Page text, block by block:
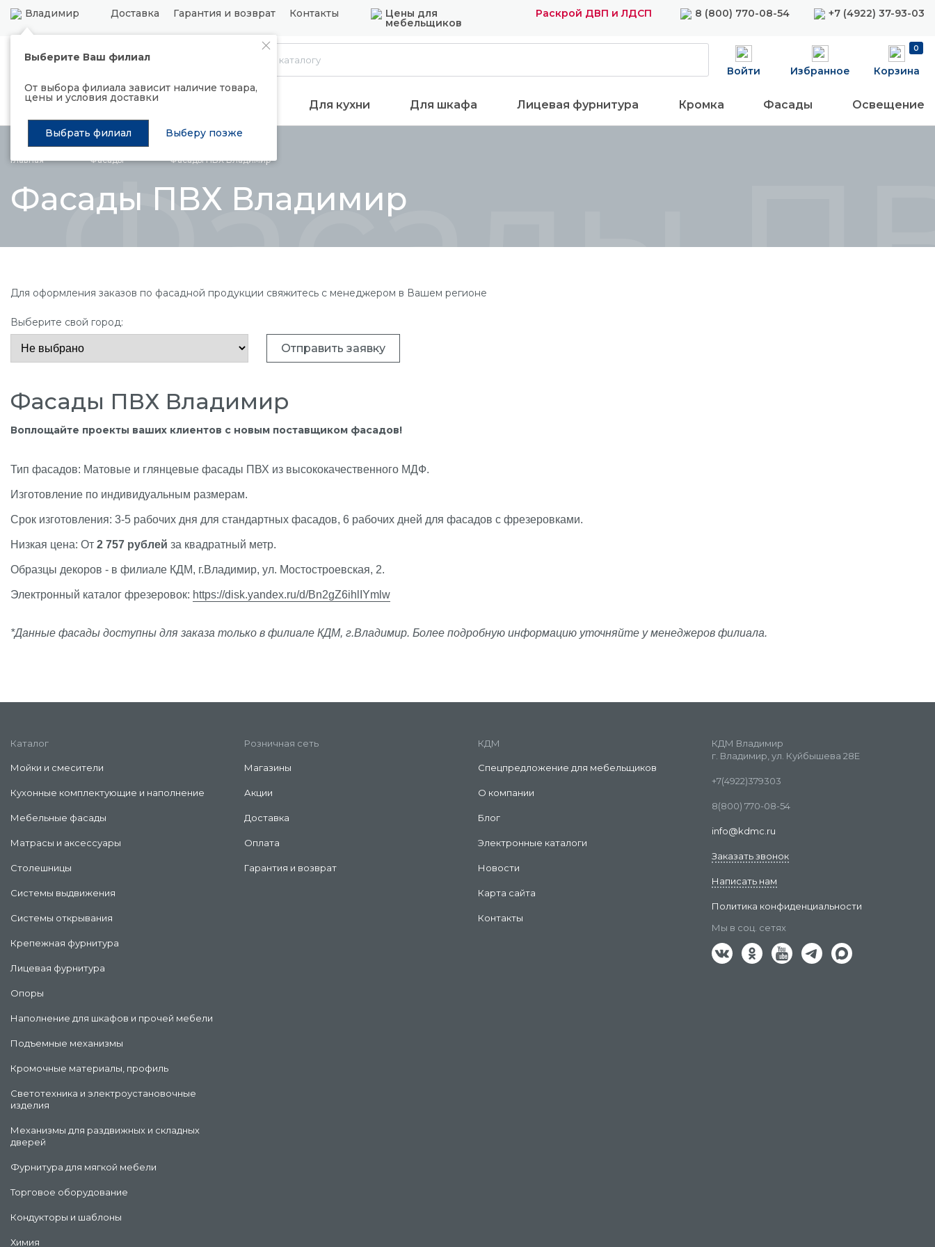
Владимир Доставка Гарантия и возврат Контакты Цены для
мебельщиков
Раскрой ДВП и ЛДСП 8 (800) 770-08-54 +7 (4922) 37-93-03
Выберите Ваш филиал
От выбора филиала зависит наличие товара,
цены и условия доставки
Выбрать филиал Выберу позже
Каталог
Войти Избранное
0
Корзина
Распродажа Подъемные механизмы Для кухни Для шкафа Лицевая фурнитура Кромка Фасады Освещение
Главная Фасады Фасады ПВХ Владимир
Фасады ПВХ Владимир
Фасады
Для оформления заказов по фасадной продукции свяжитесь с менеджером в Вашем регионе
Выберите свой город:
Отправить заявку
Фасады ПВХ Владимир
Воплощайте проекты ваших клиентов с новым поставщиком фасадов!
Тип фасадов: Матовые и глянцевые фасады ПВХ из высококачественного МДФ.
Изготовление по индивидуальным размерам.
Срок изготовления: 3-5 рабочих дня для стандартных фасадов, 6 рабочих дней для фасадов с фрезеровками.
Низкая цена: От 2 757 рублей за квадратный метр.
Образцы декоров - в филиале КДМ, г.Владимир, ул. Мостостроевская, 2.
Электронный каталог фрезеровок: https://disk.yandex.ru/d/Bn2gZ6ihlIYmlw
*Данные фасады доступны для заказа только в филиале КДМ, г.Владимир. Более подробную информацию уточняйте у менеджеров филиала.
Каталог
Мойки и смесители
Кухонные комплектующие и наполнение
Мебельные фасады
Матрасы и аксессуары
Столешницы
Системы выдвижения
Системы открывания
Крепежная фурнитура
Лицевая фурнитура
Опоры
Наполнение для шкафов и прочей мебели
Подъемные механизмы
Кромочные материалы, профиль
Светотехника и электроустановочные
изделия
Механизмы для раздвижных и складных
дверей
Фурнитура для мягкой мебели
Торговое оборудование
Кондукторы и шаблоны
Химия
Розничная сеть
Магазины
Акции
Доставка
Оплата
Гарантия и возврат
КДМ
Спецпредложение для мебельщиков
О компании
Блог
Электронные каталоги
Новости
Карта сайта
Контакты
КДМ Владимир
г. Владимир, ул. Куйбышева 28Е
+7(4922)379303
8(800) 770-08-54
info@kdmc.ru
Заказать звонок
Написать нам
Политика конфиденциальности
Мы в соц. сетях